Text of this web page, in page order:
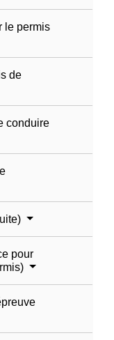
le permis
de
conduire
pour